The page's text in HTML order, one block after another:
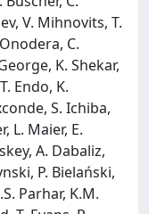
V. Mihnovits, T.
C.
K. Shekar,
Endo, K.
S. Ichiba,
L. Maier, E.
A. Dabaliz,
P. Bielański,
Parhar, K.M.